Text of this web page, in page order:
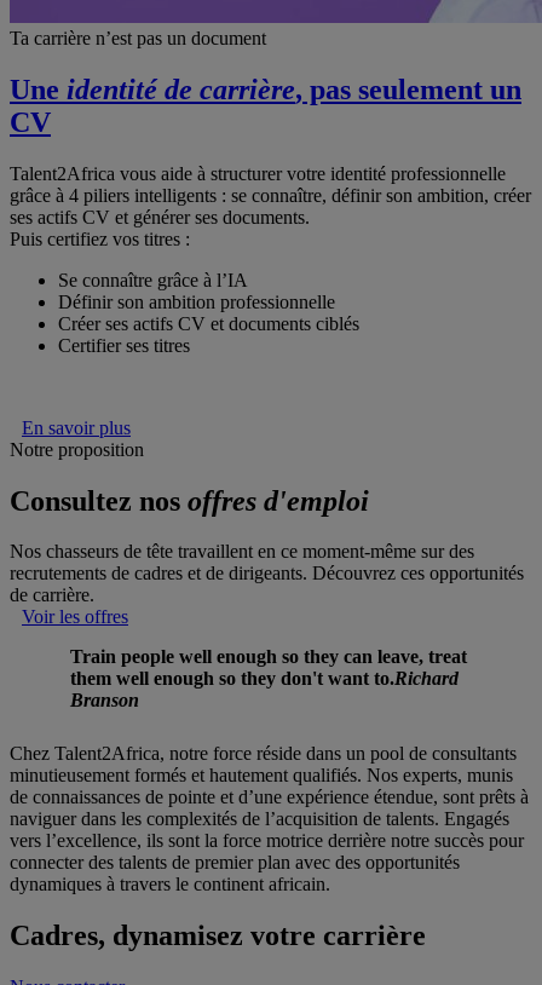
Ta carrière n’est pas un document
Une identité de carrière, pas seulement un
CV
Talent2Africa vous aide à structurer votre identité professionnelle
grâce à 4 piliers intelligents : se connaître, définir son ambition, créer
ses actifs CV et générer ses documents.
Puis certifiez vos titres :
Se connaître grâce à l’IA
Définir son ambition professionnelle
Créer ses actifs CV et documents ciblés
Certifier ses titres
En savoir plus
Notre proposition
Consultez nos offres d'emploi
Nos chasseurs de tête travaillent en ce moment-même sur des
recrutements de cadres et de dirigeants. Découvrez ces opportunités
de carrière.
Voir les offres
Train people well enough so they can leave, treat
them well enough so they don't want to.Richard
Branson
Chez Talent2Africa, notre force réside dans un pool de consultants
minutieusement formés et hautement qualifiés. Nos experts, munis
de connaissances de pointe et d’une expérience étendue, sont prêts à
naviguer dans les complexités de l’acquisition de talents. Engagés
vers l’excellence, ils sont la force motrice derrière notre succès pour
connecter des talents de premier plan avec des opportunités
dynamiques à travers le continent africain.
Cadres, dynamisez votre carrière